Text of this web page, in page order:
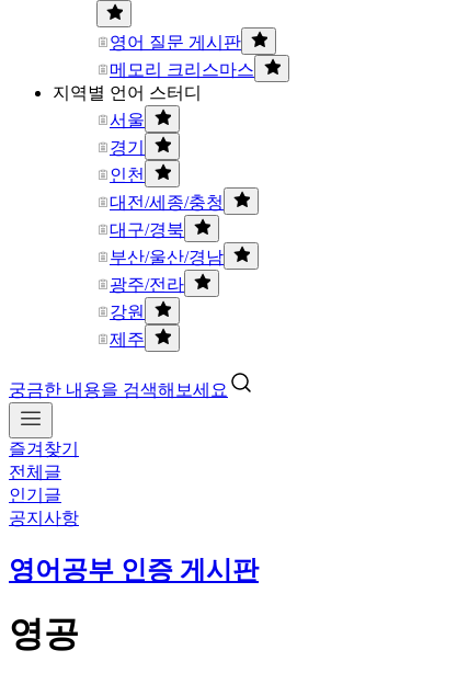
영어 질문 게시판
메모리 크리스마스
지역별 언어 스터디
서울
경기
인천
대전/세종/충청
대구/경북
부산/울산/경남
광주/전라
강원
제주
궁금한 내용을 검색해보세요
즐겨찾기
전체글
인기글
공지사항
영어공부 인증 게시판
영공